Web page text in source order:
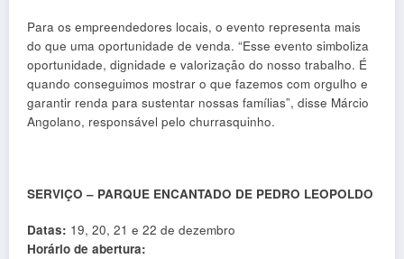
Para os empreendedores locais, o evento representa mais
do que uma oportunidade de venda. “Esse evento simboliza
oportunidade, dignidade e valorização do nosso trabalho. É
quando conseguimos mostrar o que fazemos com orgulho e
garantir renda para sustentar nossas famílias”, disse Márcio
Angolano, responsável pelo churrasquinho.
SERVIÇO – PARQUE ENCANTADO DE PEDRO LEOPOLDO
Datas: 19, 20, 21 e 22 de dezembro
Horário de abertura: